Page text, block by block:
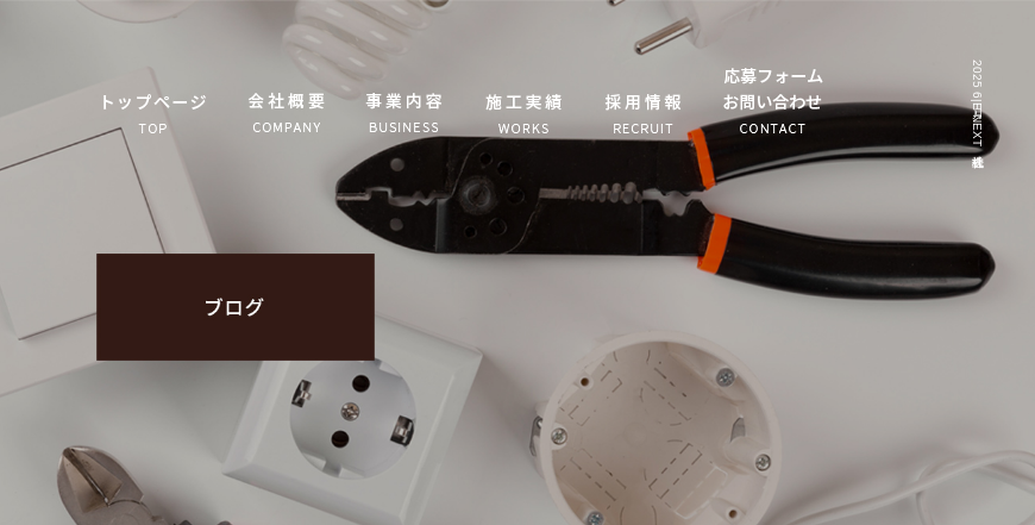
2025 6月|E-NEXT株式会社